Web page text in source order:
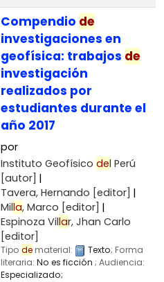
Compendio de
investigaciones en
geofísica: trabajos de
investigación
realizados por
estudiantes durante el
año 2017
por
Instituto Geofísico del Perú
[autor]
Tavera, Hernando [editor]
Milla, Marco [editor]
Espinoza Villar, Jhan Carlo
[editor]
Tipo dematerial: Texto; Forma
literaria: No es ficción ; Audiencia:
Especializado;